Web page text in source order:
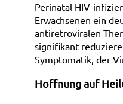
Perinatal HIV-
Erwachsenen ein
antiretroviralen
signifikant
Symptomatik, der
Hoffnung auf